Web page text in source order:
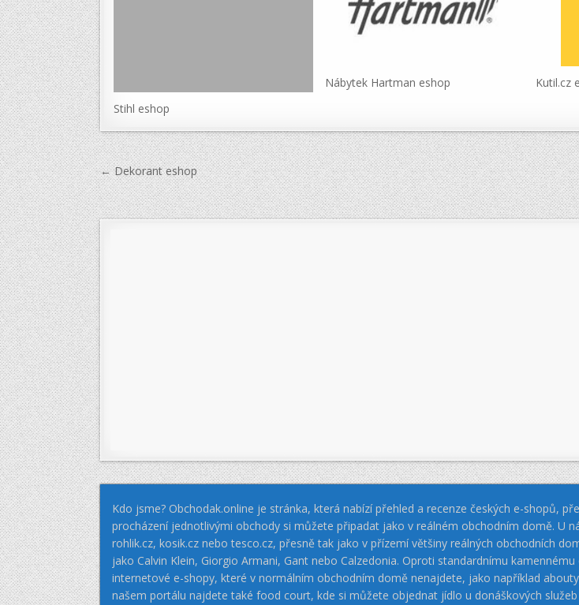
Stihl eshop
Nábytek Hartman eshop Kutil.cz
Navigace
pro
příspěvek
← Dekorant eshop
Kdo jsme? Obchodak.online je stránka, která nabízí přehled a recenze českých e-shopů,
procházení jednotlivými obchody si můžete připadat jako v reálném obchodním domě. U
rohlik.cz, kosik.cz nebo tesco.cz, přesně tak jako v přízemí většiny reálných obchodních
jako Calvin Klein, Giorgio Armani, Gant nebo Calzedonia. Oproti standardnímu
internetové e-shopy, které v normálním obchodním domě nenajdete, jako například
našem portálu najdete také food court, kde si můžete objednat jídlo u donáškových